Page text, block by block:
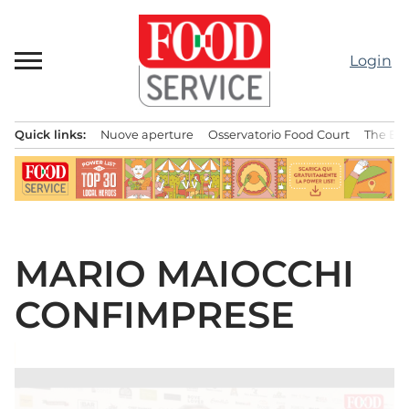
contenuto
Login
principale
Quick links: Nuove aperture Osservatorio Food Court The
MARIO MAIOCCHI
CONFIMPRESE